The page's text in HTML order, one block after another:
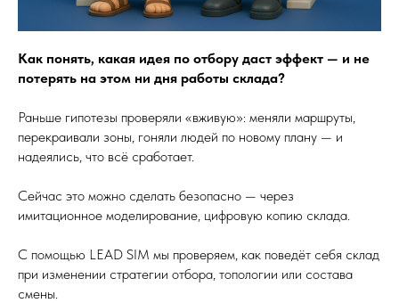
Как понять, какая идея по отбору даст эффект — и не
потерять на этом ни дня работы склада?
Раньше гипотезы проверяли «вживую»: меняли маршруты,
перекраивали зоны, гоняли людей по новому плану — и
надеялись, что всё сработает.
Сейчас это можно сделать безопасно — через
имитационное моделирование, цифровую копию склада.
С помощью LEAD SIM мы проверяем, как поведёт себя склад
при изменении стратегии отбора, топологии или состава
смены.